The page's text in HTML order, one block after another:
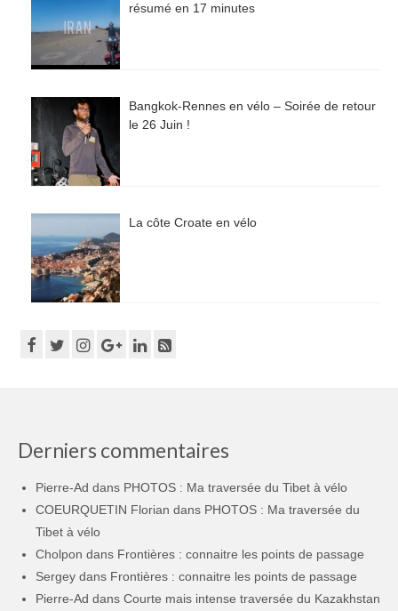
résumé en 17 minutes
Bangkok-Rennes en vélo – Soirée de retour
le 26 Juin !
La côte Croate en vélo
Derniers commentaires
Pierre-Ad dans PHOTOS : Ma traversée du Tibet à vélo
COEURQUETIN Florian dans PHOTOS : Ma traversée du
Tibet à vélo
Cholpon dans Frontières : connaitre les points de passage
Sergey dans Frontières : connaitre les points de passage
Pierre-Ad dans Courte mais intense traversée du Kazakhstan